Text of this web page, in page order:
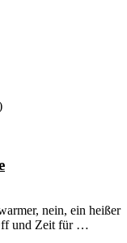
nein, ein heißer
und Zeit für …